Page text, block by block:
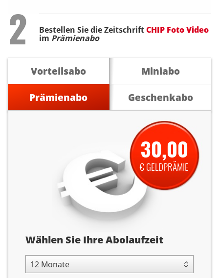
Step
2 Bestellen Sie die ZeitschriftCHIP Foto Video
im Prämienabo
Vorteilsabo
Miniabo
Prämienabo
Geschenkabo
Abolaufzeit
Wählen Sie Ihre Abolaufzeit
30,00
€ GELDPRÄMIE